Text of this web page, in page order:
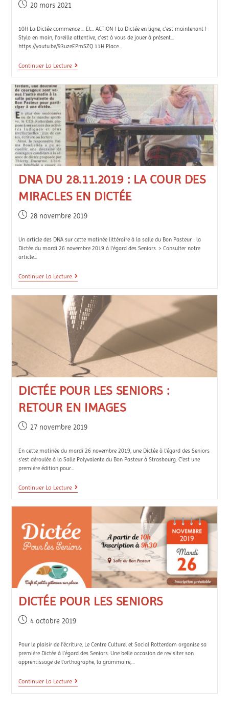
20 mars 2021
10H La Dictée commence ... Et... ACTION ! La Dictée en ligne, c'est maintenant !
Stylo en main, l'oreille attentive, c'est à vous de jouer à présent...
https://youtu.be/93uzeEPmSZQ 11H Place…
Continuer La Lecture
DNA DU 28.11.2019 : LA COUR DES
MIRACLES EN DICTÉE
28 novembre 2019
Un article des DNA sur cette matinée littéraire à la salle du Bon Pasteur : la
Dictée du mardi 26 novembre 2019 à l'égard des Seniors. > Consulter notre
article…
Continuer La Lecture
DICTÉE POUR LES SENIORS :
RETOUR EN IMAGES
27 novembre 2019
En cette matinée du mardi 26 novembre 2019, une Dictée à l'égard des Seniors
s'est déroulée à la Salle Polyvalente du Bon Pasteur à Strasbourg. C'est une
première édition pour…
Continuer La Lecture
DICTÉE POUR LES SENIORS
4 octobre 2019
Pour le plaisir de l’écriture, Le Centre Culturel et Social Rotterdam organise sa
première Dictée à l’égard des Seniors. Une belle occasion de revisiter son
apprentissage de l’orthographe, la grammaire,…
Continuer La Lecture